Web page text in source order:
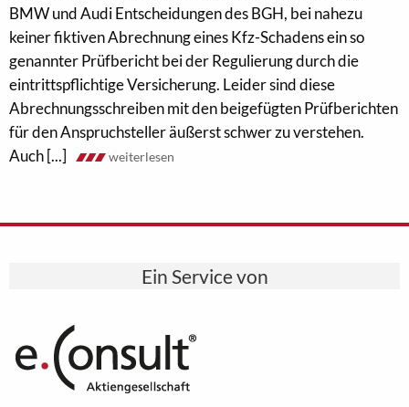
BMW und Audi Entscheidungen des BGH, bei nahezu
keiner fiktiven Abrechnung eines Kfz-Schadens ein so
genannter Prüfbericht bei der Regulierung durch die
eintrittspflichtige Versicherung. Leider sind diese
Abrechnungsschreiben mit den beigefügten Prüfberichten
für den Anspruchsteller äußerst schwer zu verstehen.
Auch [...]
weiterlesen
Ein Service von